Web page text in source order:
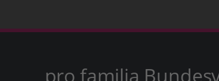
pro familia